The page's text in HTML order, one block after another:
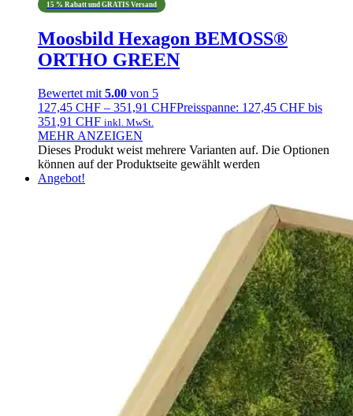
15 % Rabatt und GRATIS Versand
Moosbild Hexagon BEMOSS®
ORTHO GREEN
Bewertet mit 5.00 von 5
127,45 CHF – 351,91 CHFPreisspanne: 127,45 CHF bis
351,91 CHF inkl. MwSt.
MEHR ANZEIGEN
Dieses Produkt weist mehrere Varianten auf. Die Optionen
können auf der Produktseite gewählt werden
Angebot!